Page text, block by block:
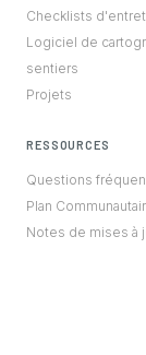
Checklists
Logiciel de
sentiers
Projets
RESSOURCES
Questions
Plan
Notes de mises à